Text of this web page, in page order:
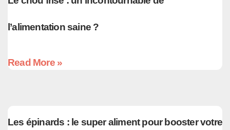
l’alimentation saine ?
Read More »
Les épinards : le super aliment pour booster votre